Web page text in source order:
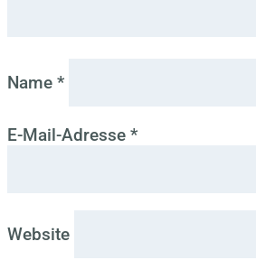
Name *
E-Mail-Adresse *
Website